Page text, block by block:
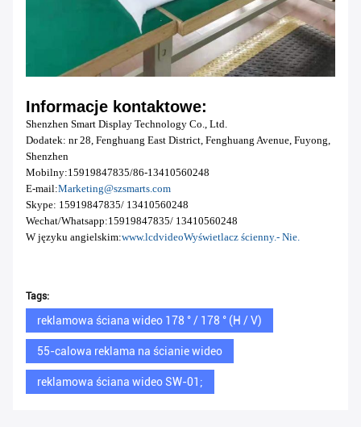
Informacje kontaktowe:
Shenzhen Smart Display Technology Co., Ltd.
Dodatek: nr 28, Fenghuang East District, Fenghuang Avenue, Fuyong,
Shenzhen
Mobilny:15919847835/86-13410560248
E-mail:Marketing@szsmarts.com
Skype: 15919847835/ 13410560248
Wechat/Whatsapp:15919847835/ 13410560248
W języku angielskim:www.lcdvideoWyświetlacz ścienny.- Nie.
Tags:
reklamowa ściana wideo 178 ° / 178 ° (H / V)
55-calowa reklama na ścianie wideo
reklamowa ściana wideo SW-01;